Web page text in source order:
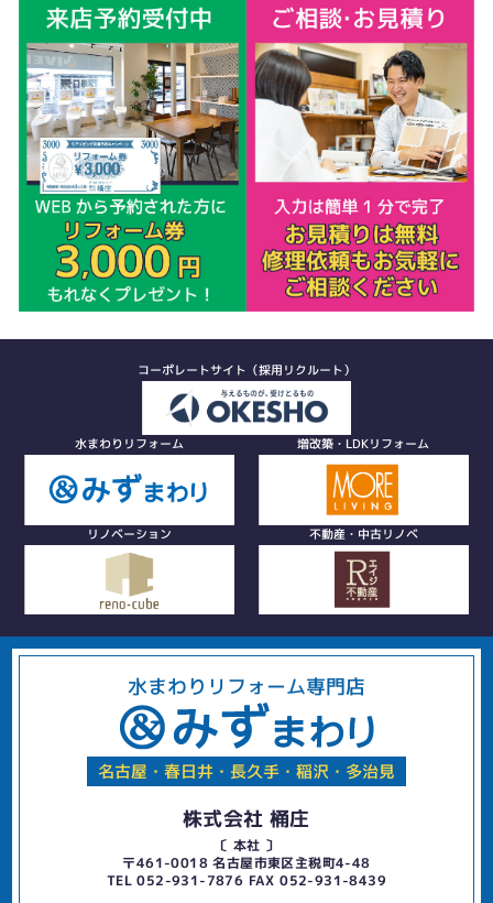
コーポレートサイト（採用リクルート）
水まわりリフォーム 増改築・LDKリフォーム
リノベーション 不動産・中古リノベ
水まわりリフォーム専門店
名古屋・春日井・長久手・稲沢・多治見
株式会社 桶庄
〔 本社 〕
〒461-0018 名古屋市東区主税町4-48
TEL 052-931-7876 FAX 052-931-8439